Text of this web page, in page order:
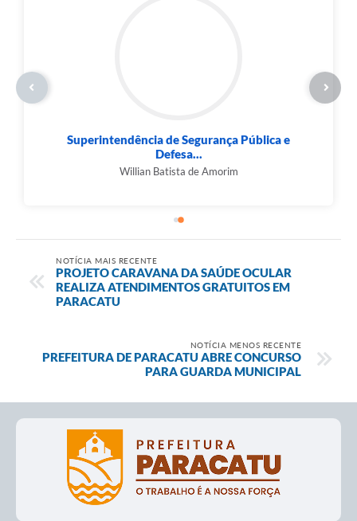
Superintendência de Segurança Pública e
Defesa...
Willian Batista de Amorim
NOTÍCIA MAIS RECENTE
PROJETO CARAVANA DA SAÚDE OCULAR
REALIZA ATENDIMENTOS GRATUITOS EM
PARACATU
NOTÍCIA MENOS RECENTE
PREFEITURA DE PARACATU ABRE CONCURSO
PARA GUARDA MUNICIPAL